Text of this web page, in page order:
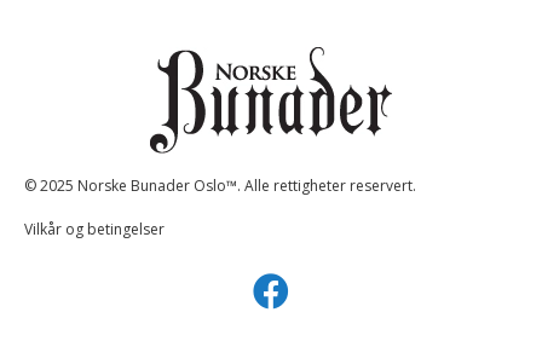
© 2025 Norske Bunader Oslo™. Alle rettigheter reservert.
Vilkår og betingelser